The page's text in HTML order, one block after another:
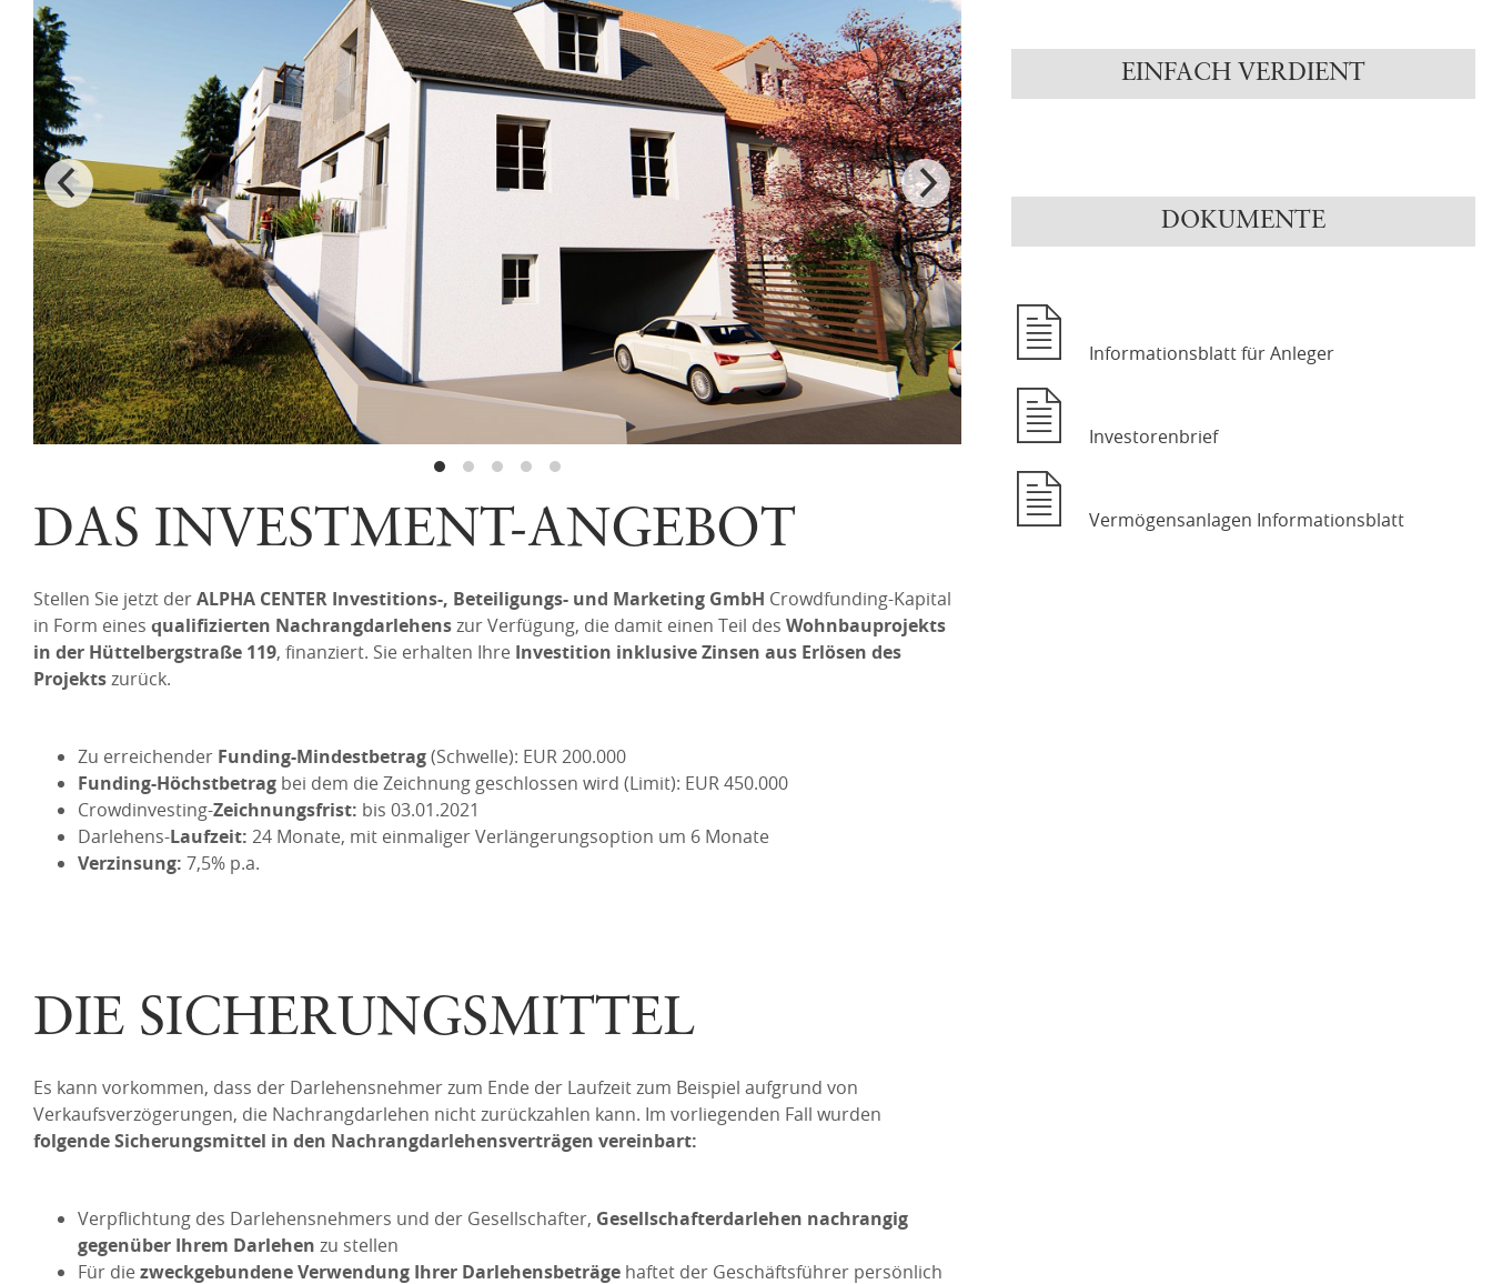
DAS INVESTMENT-ANGEBOT
Stellen Sie jetzt derALPHA CENTER Investitions-, Beteiligungs- und Marketing GmbH Crowdfunding-Kapital
in Form eines qualifizierten Nachrangdarlehenszur Verfügung, die damit einen Teil des Wohnbauprojekts
in der Hüttelbergstraße 119, finanziert. Sie erhalten Ihre Investition inklusive Zinsen aus Erlösen des
Projektszurück.
Zu erreichender Funding-Mindestbetrag(Schwelle): EUR 200.000
Funding-Höchstbetrag bei dem die Zeichnung geschlossen wird (Limit): EUR 450.000
Crowdinvesting-Zeichnungsfrist: bis 03.01.2021
Darlehens-Laufzeit: 24 Monate, mit einmaliger Verlängerungsoption um 6 Monate
Verzinsung: 7,5% p.a.
DIE SICHERUNGSMITTEL
Es kann vorkommen, dass der Darlehensnehmer zum Ende der Laufzeit zum Beispiel aufgrund von
Verkaufsverzögerungen, die Nachrangdarlehen nicht zurückzahlen kann. Im vorliegenden Fall wurden
folgende Sicherungsmittel in den Nachrangdarlehensverträgen vereinbart:
Verpflichtung des Darlehensnehmers und der Gesellschafter, Gesellschafterdarlehen nachrangig
gegenüber Ihrem Darlehen zu stellen
Für die zweckgebundene Verwendung Ihrer Darlehensbeträge haftet der Geschäftsführer persönlich
EINFACH VERDIENT
DOKUMENTE
Informationsblatt für Anleger
Investorenbrief
Vermögensanlagen Informationsblatt